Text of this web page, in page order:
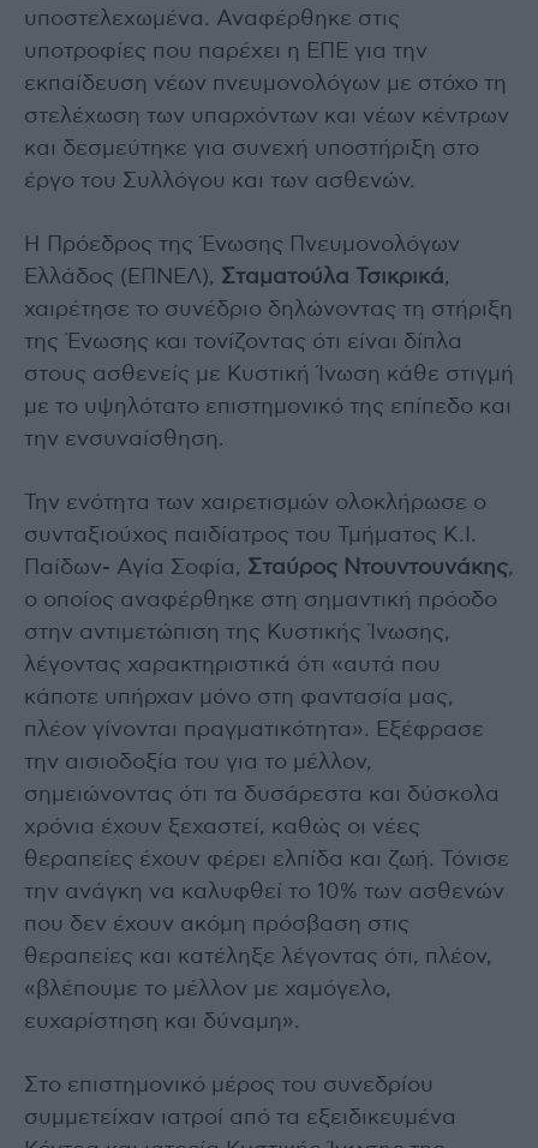
υποστελεχωμένα. Αναφέρθηκε στις
υποτροφίες που παρέχει η ΕΠΕ για την
εκπαίδευση νέων πνευμονολόγων με στόχο τη
στελέχωση των υπαρχόντων και νέων κέντρων
και δεσμεύτηκε για συνεχή υποστήριξη στο
έργο του Συλλόγου και των ασθενών.
Η Πρόεδρος της Ένωσης Πνευμονολόγων
Ελλάδος (ΕΠΝΕΛ), Σταματούλα Τσικρικά,
χαιρέτησε το συνέδριο δηλώνοντας τη στήριξη
της Ένωσης και τονίζοντας ότι είναι δίπλα
στους ασθενείς με Κυστική Ίνωση κάθε στιγμή
με το υψηλότατο επιστημονικό της επίπεδο και
την ενσυναίσθηση.
Την ενότητα των χαιρετισμών ολοκλήρωσε ο
συνταξιούχος παιδίατρος του Τμήματος Κ.Ι.
Παίδων- Αγία Σοφία, Σταύρος Ντουντουνάκης,
ο οποίος αναφέρθηκε στη σημαντική πρόοδο
στην αντιμετώπιση της Κυστικής Ίνωσης,
λέγοντας χαρακτηριστικά ότι «αυτά που
κάποτε υπήρχαν μόνο στη φαντασία μας,
πλέον γίνονται πραγματικότητα». Εξέφρασε
την αισιοδοξία του για το μέλλον,
σημειώνοντας ότι τα δυσάρεστα και δύσκολα
χρόνια έχουν ξεχαστεί, καθώς οι νέες
θεραπείες έχουν φέρει ελπίδα και ζωή. Τόνισε
την ανάγκη να καλυφθεί το 10% των ασθενών
που δεν έχουν ακόμη πρόσβαση στις
θεραπείες και κατέληξε λέγοντας ότι, πλέον,
«βλέπουμε το μέλλον με χαμόγελο,
ευχαρίστηση και δύναμη».
Στο επιστημονικό μέρος του συνεδρίου
συμμετείχαν ιατροί από τα εξειδικευμένα